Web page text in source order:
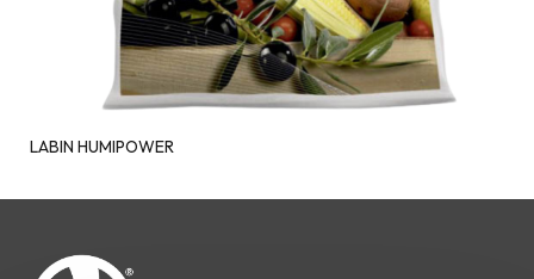
LABIN HUMIPOWER